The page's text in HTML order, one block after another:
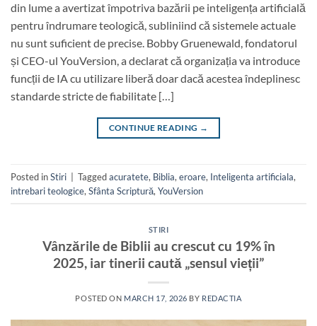
din lume a avertizat împotriva bazării pe inteligența artificială
pentru îndrumare teologică, subliniind că sistemele actuale
nu sunt suficient de precise. Bobby Gruenewald, fondatorul
și CEO-ul YouVersion, a declarat că organizația va introduce
funcții de IA cu utilizare liberă doar dacă acestea îndeplinesc
standarde stricte de fiabilitate […]
CONTINUE READING →
Posted inStiri Taggedacuratete, Biblia, eroare, Inteligenta artificiala,
intrebari teologice, Sfânta Scriptură, YouVersion
STIRI
Vânzările de Biblii au crescut cu 19% în
2025, iar tinerii caută „sensul vieții”
POSTED ON MARCH 17, 2026 BY REDACTIA